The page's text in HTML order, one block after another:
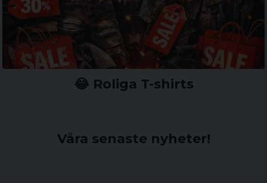
😂 Roliga T-shirts
Våra senaste nyheter!